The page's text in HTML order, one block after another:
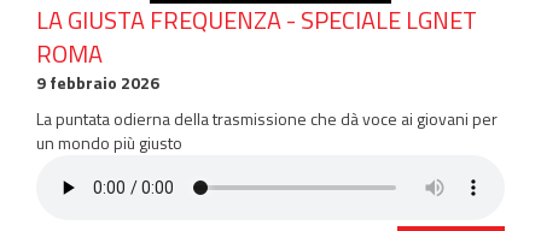
LA GIUSTA FREQUENZA - SPECIALE LGNET
ROMA
9 febbraio 2026
La puntata odierna della trasmissione che dà voce ai giovani per
un mondo più giusto